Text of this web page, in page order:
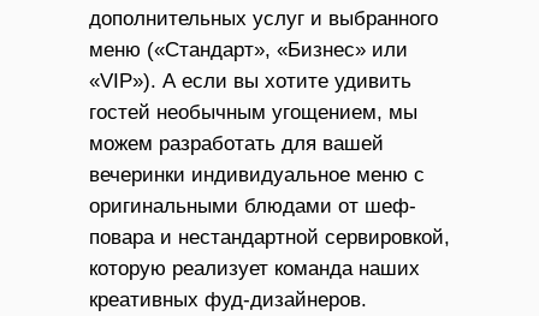
дополнительных услуг и выбранного
меню («Стандарт», «Бизнес» или
«VIP»). А если вы хотите удивить
гостей необычным угощением, мы
можем разработать для вашей
вечеринки индивидуальное меню с
оригинальными блюдами от шеф-
повара и нестандартной сервировкой,
которую реализует команда наших
креативных фуд-дизайнеров.